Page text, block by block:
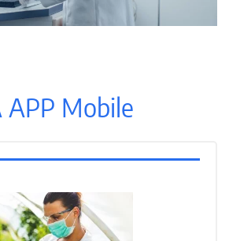
APP Mobile